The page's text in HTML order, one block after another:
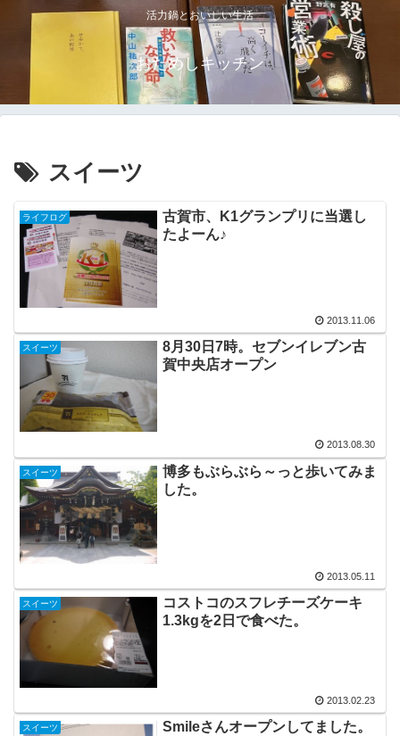
活力鍋とおいしい生活
おためしキッチン
スイーツ
ライフログ
古賀市、K1グランプリに当選し
たよーん♪
2013.11.06
スイーツ
8月30日7時。セブンイレブン古
賀中央店オープン
2013.08.30
スイーツ
博多もぶらぶら～っと歩いてみま
した。
2013.05.11
スイーツ
コストコのスフレチーズケーキ
1.3kgを2日で食べた。
2013.02.23
スイーツ Smileさんオープンしてました。